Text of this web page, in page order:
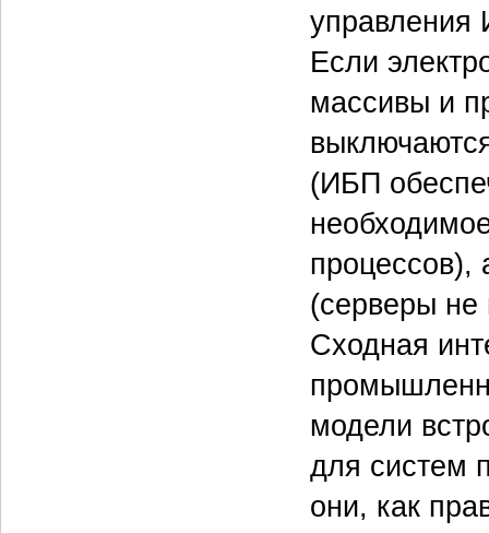
управления
Если
массивы и
(ИБП
(серверы не
Сходная
модели
для систем
они, как